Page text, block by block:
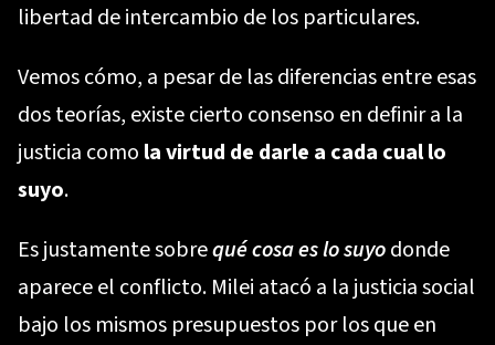
libertad de intercambio de los particulares.
Vemos cómo, a pesar de las diferencias entre esas
dos teorías, existe cierto consenso en definir a la
justicia como la virtud de darle a cada cual lo
suyo.
Es justamente sobrequé cosa es lo suyodonde
aparece el conflicto. Milei atacó a la justicia social
bajo los mismos presupuestos por los que en